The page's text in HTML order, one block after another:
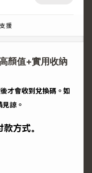
援
顏值+實用收納
才會收到兌換碼。如
諒。
款方式。